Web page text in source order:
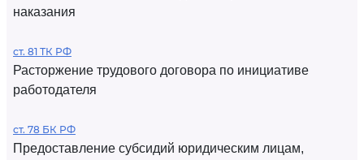
наказания
ст. 81 ТК РФ
Расторжение трудового договора по инициативе
работодателя
ст. 78 БК РФ
Предоставление субсидий юридическим лицам,